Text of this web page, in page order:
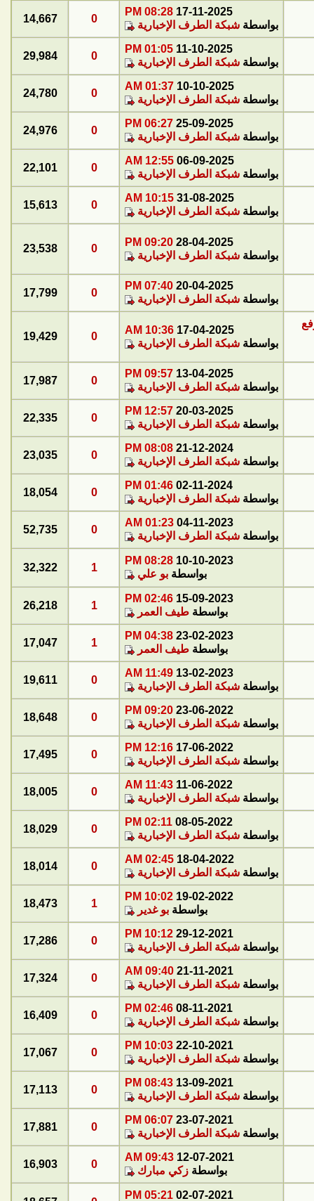
17-11-2025
08:28 PM
بواسطة شبكة الطرف الإخبارية
0
14,667
11-10-2025
01:05 PM
بواسطة شبكة الطرف الإخبارية
0
29,984
10-10-2025
01:37 AM
بواسطة شبكة الطرف الإخبارية
0
24,780
25-09-2025
06:27 PM
بواسطة شبكة الطرف الإخبارية
0
24,976
06-09-2025
12:55 AM
بواسطة شبكة الطرف الإخبارية
0
22,101
31-08-2025
10:15 AM
بواسطة شبكة الطرف الإخبارية
0
15,613
28-04-2025
09:20 PM
بواسطة شبكة الطرف الإخبارية
0
23,538
20-04-2025
07:40 PM
بواسطة شبكة الطرف الإخبارية
0
17,799
17-04-2025
10:36 AM
بواسطة شبكة الطرف الإخبارية
0
19,429
13-04-2025
09:57 PM
بواسطة شبكة الطرف الإخبارية
0
17,987
20-03-2025
12:57 PM
بواسطة شبكة الطرف الإخبارية
0
22,335
21-12-2024
08:08 PM
بواسطة شبكة الطرف الإخبارية
0
23,035
02-11-2024
01:46 PM
بواسطة شبكة الطرف الإخبارية
0
18,054
04-11-2023
01:23 AM
بواسطة شبكة الطرف الإخبارية
0
52,735
10-10-2023
08:28 PM
بواسطة بو علي
1
32,322
15-09-2023
02:46 PM
بواسطة طيف العمر
1
26,218
23-02-2023
04:38 PM
بواسطة طيف العمر
1
17,047
13-02-2023
11:49 AM
بواسطة شبكة الطرف الإخبارية
0
19,611
23-06-2022
09:20 PM
بواسطة شبكة الطرف الإخبارية
0
18,648
17-06-2022
12:16 PM
بواسطة شبكة الطرف الإخبارية
0
17,495
11-06-2022
11:43 AM
بواسطة شبكة الطرف الإخبارية
0
18,005
08-05-2022
02:11 PM
بواسطة شبكة الطرف الإخبارية
0
18,029
18-04-2022
02:45 AM
بواسطة شبكة الطرف الإخبارية
0
18,014
19-02-2022
10:02 PM
بواسطة بو غدير
1
18,473
29-12-2021
10:12 PM
بواسطة شبكة الطرف الإخبارية
0
17,286
21-11-2021
09:40 AM
بواسطة شبكة الطرف الإخبارية
0
17,324
08-11-2021
02:46 PM
بواسطة شبكة الطرف الإخبارية
0
16,409
22-10-2021
10:03 PM
بواسطة شبكة الطرف الإخبارية
0
17,067
13-09-2021
08:43 PM
بواسطة شبكة الطرف الإخبارية
0
17,113
23-07-2021
06:07 PM
بواسطة شبكة الطرف الإخبارية
0
17,881
12-07-2021
09:43 AM
بواسطة زكي مبارك
0
16,903
02-07-2021
05:21 PM